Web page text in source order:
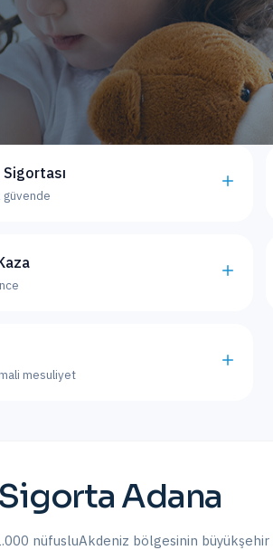
güvende
mesuliyet
Adana
nüfusluAkdeniz bölgesinin büyükşehir